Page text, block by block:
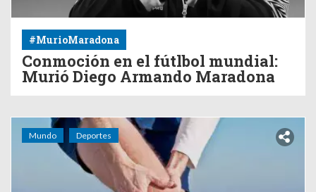
#MurioMaradona
Conmoción en el fútlbol mundial:
Murió Diego Armando Maradona
Mundo Deportes